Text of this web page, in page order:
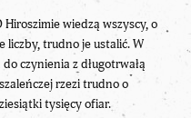
wiedzą wszyscy, o
liczby, trudno je ustalić. W
czynienia z długotrwałą
rzezi trudno o
tysięcy ofiar.